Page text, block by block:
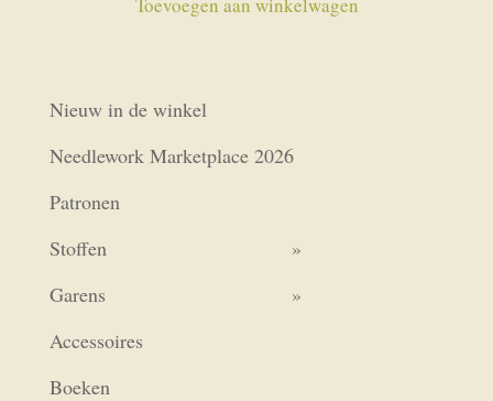
Nieuw in de winkel
Needlework Marketplace 2026
Patronen
Stoffen
Garens
Accessoires
Boeken